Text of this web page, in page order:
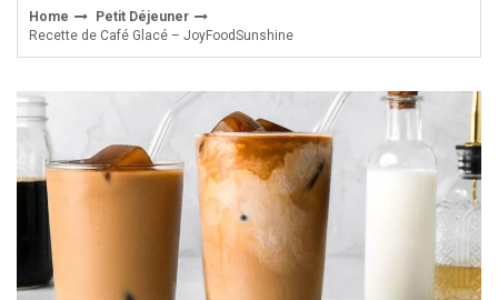
Home
Petit Déjeuner
Recette de Café Glacé – JoyFoodSunshine